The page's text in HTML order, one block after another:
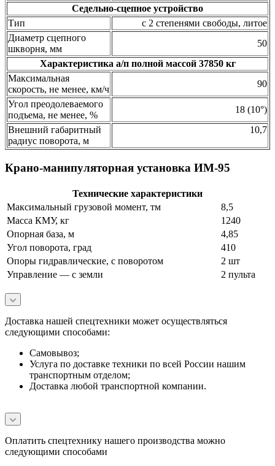
Седельно-сцепное устройство
Тип
с 2 степенями свободы, литое
Диаметр сцепного
шкворня, мм
50
Характеристика а/п полной массой 37850 кг
Максимальная
скорость, не менее, км/ч
90
Угол преодолеваемого
подъема, не менее, %
18 (10°)
Внешний габаритный
радиус поворота, м
10,7
Крано-манипуляторная установка ИМ-95
Технические характеристики
Максимальный грузовой момент, тм
8,5
Масса КМУ, кг
1240
Опорная база, м
4,85
Угол поворота, град
410
Опоры гидравлические, с поворотом
2 шт
Управление — с земли
2 пульта
Доставка нашей спецтехники может осуществляться
следующими способами:
Самовывоз;
Услуга по доставке техники по всей России нашим
транспортным отделом;
Доставка любой транспортной компании.
Оплатить спецтехнику нашего производства можно
следующими способами